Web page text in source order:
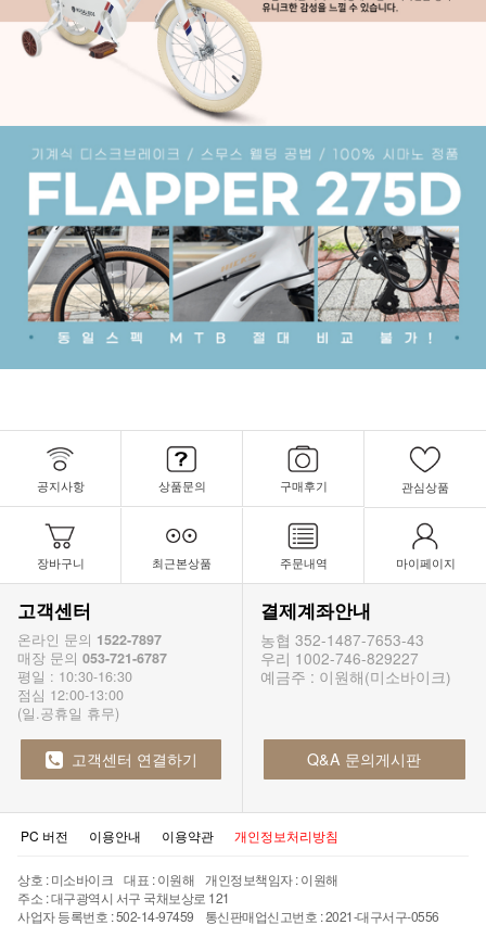
공지사항 상품문의 구매후기 관심상품
장바구니 최근본상품 주문내역 마이페이지
고객센터
온라인 문의 1522-7897
매장 문의 053-721-6787
평일 : 10:30-16:30
점심 12:00-13:00
(일.공휴일 휴무)
결제계좌안내
농협 352-1487-7653-43
우리 1002-746-829227
예금주 : 이원해(미소바이크)
고객센터 연결하기 Q&A 문의게시판
PC 버전 이용안내 이용약관 개인정보처리방침
상호 : 미소바이크 대표 : 이원해 개인정보책임자 : 이원해
주소 : 대구광역시 서구 국채보상로 121
사업자 등록번호 : 502-14-97459 통신판매업신고번호 : 2021-대구서구-0556